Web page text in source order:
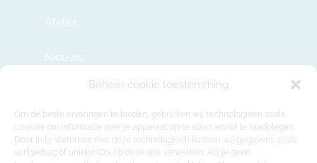
Beheer cookie toestemming
Om de beste ervaringen te bieden, gebruiken wij technologieën zoals
cookies om informatie over je apparaat op te slaan en/of te raadplegen.
Door in te stemmen met deze technologieën kunnen wij gegevens zoals
surfgedrag of unieke ID's op deze site verwerken. Als je geen
Atelier
Nieuws
info@modulehome.be